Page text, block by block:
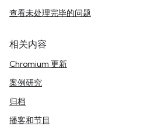
查看未处理完毕的问题
相关内容
Chromium 更新
案例研究
归档
播客和节目